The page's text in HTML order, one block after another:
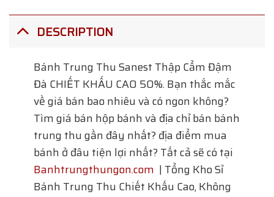
DESCRIPTION
Bánh Trung Thu Sanest Thập Cẩm Đậm
Đà CHIẾT KHẤU CAO 50%. Bạn thắc mắc
về giá bán bao nhiêu và có ngon không?
Tìm giá bán hộp bánh và địa chỉ bán bánh
trung thu gần đây nhất? địa điểm mua
bánh ở đâu tiện lợi nhất? Tất cả sẽ có tại
Banhtrungthungon.com | Tổng Kho Sỉ
Bánh Trung Thu Chiết Khấu Cao, Không